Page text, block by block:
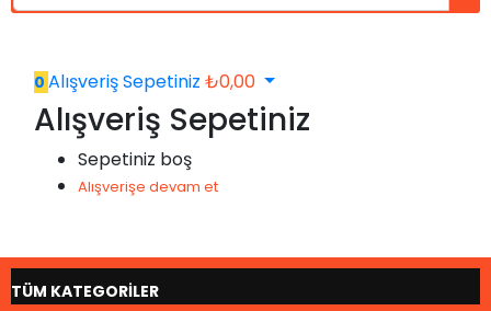
0 Alışveriş Sepetiniz ₺0,00
Alışveriş Sepetiniz
Sepetiniz boş
Alışverişe devam et
TÜM KATEGORİLER